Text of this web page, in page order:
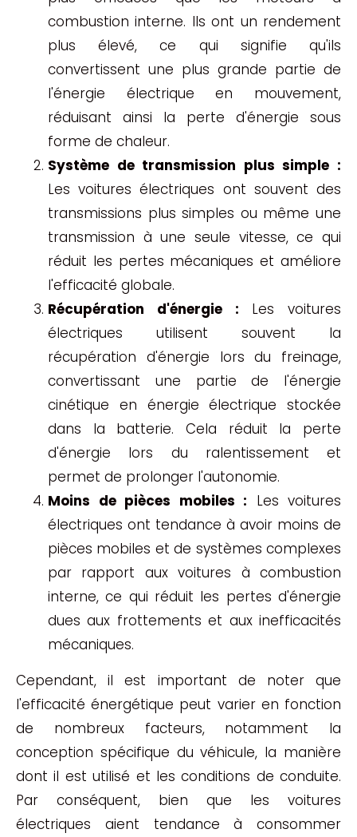
combustion interne. Ils ont un rendement
plus élevé, ce qui signifie qu'ils
convertissent une plus grande partie de
l'énergie électrique en mouvement,
réduisant ainsi la perte d'énergie sous
forme de chaleur.
Système de transmission plus simple :
Les voitures électriques ont souvent des
transmissions plus simples ou même une
transmission à une seule vitesse, ce qui
réduit les pertes mécaniques et améliore
l'efficacité globale.
Récupération d'énergie : Les voitures
électriques utilisent souvent la
récupération d'énergie lors du freinage,
convertissant une partie de l'énergie
cinétique en énergie électrique stockée
dans la batterie. Cela réduit la perte
d'énergie lors du ralentissement et
permet de prolonger l'autonomie.
Moins de pièces mobiles : Les voitures
électriques ont tendance à avoir moins de
pièces mobiles et de systèmes complexes
par rapport aux voitures à combustion
interne, ce qui réduit les pertes d'énergie
dues aux frottements et aux inefficacités
mécaniques.
Cependant, il est important de noter que
l'efficacité énergétique peut varier en fonction
de nombreux facteurs, notamment la
conception spécifique du véhicule, la manière
dont il est utilisé et les conditions de conduite.
Par conséquent, bien que les voitures
électriques aient tendance à consommer